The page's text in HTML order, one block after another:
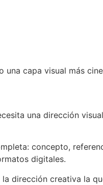
capa visual más
una dirección
concepto,
digitales.
dirección creativa la